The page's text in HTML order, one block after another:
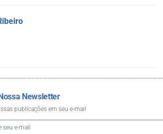
Newsletter
publicações em seu e-mail